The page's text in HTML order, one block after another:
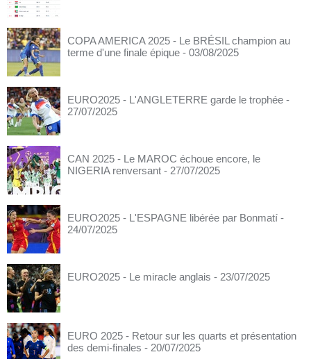
COPA AMERICA 2025 - Le BRÉSIL champion au
terme d'une finale épique - 03/08/2025
EURO2025 - L'ANGLETERRE garde le trophée -
27/07/2025
CAN 2025 - Le MAROC échoue encore, le
NIGERIA renversant - 27/07/2025
EURO2025 - L'ESPAGNE libérée par Bonmatí -
24/07/2025
EURO2025 - Le miracle anglais - 23/07/2025
EURO 2025 - Retour sur les quarts et présentation
des demi-finales - 20/07/2025